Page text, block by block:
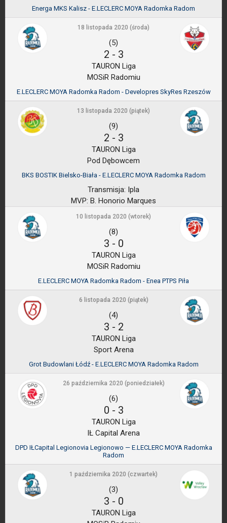
Energa MKS Kalisz - E.LECLERC MOYA Radomka Radom
18 listopada 2020 (środa)
(5)
2 - 3
TAURON Liga
MOSiR Radomiu
E.LECLERC MOYA Radomka Radom - Developres SkyRes Rzeszów
13 listopada 2020 (piątek)
(9)
2 - 3
TAURON Liga
Pod Dębowcem
BKS BOSTIK Bielsko-Biała - E.LECLERC MOYA Radomka Radom
Transmisja: Ipla
MVP: B. Honorio Marques
10 listopada 2020 (wtorek)
(8)
3 - 0
TAURON Liga
MOSiR Radomiu
E.LECLERC MOYA Radomka Radom - Enea PTPS Piła
6 listopada 2020 (piątek)
(4)
3 - 2
TAURON Liga
Sport Arena
Grot Budowlani Łódź - E.LECLERC MOYA Radomka Radom
26 października 2020 (poniedziałek)
(6)
0 - 3
TAURON Liga
IŁ Capital Arena
DPD IŁCapital Legionovia Legionowo — E.LECLERC MOYA Radomka
Radom
1 października 2020 (czwartek)
(3)
3 - 0
TAURON Liga